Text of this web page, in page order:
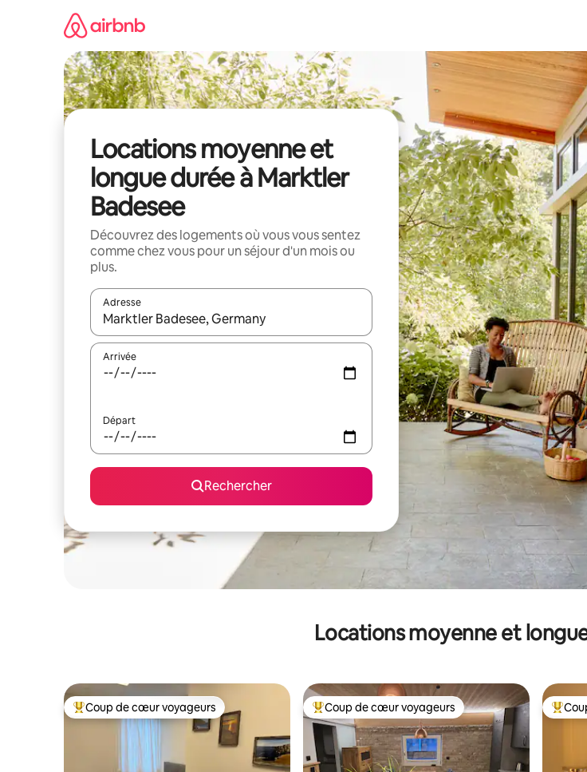
Locations moyenne et
longue durée à Marktler
Badesee
Découvrez des logements où vous vous sentez
comme chez vous pour un séjour d'un mois ou
plus.
Adresse
Lorsque les résultats s'affichent, utilisez les flèches vers le haut et vers le bas pour les
Arrivée
Départ
Rechercher
Locations moyenne et
Coups de cœur voyageurs les plus appréciés
Coup de cœur voyageurs Coups de cœur voyageurs les plus appréciés
Coup de cœur voyageurs